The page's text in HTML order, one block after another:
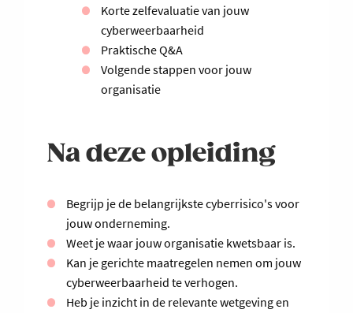
Korte zelfevaluatie van jouw
cyberweerbaarheid
Praktische Q&A
Volgende stappen voor jouw
organisatie
Na deze opleiding
Begrijp je de belangrijkste cyberrisico's voor
jouw onderneming.
Weet je waar jouw organisatie kwetsbaar is.
Kan je gerichte maatregelen nemen om jouw
cyberweerbaarheid te verhogen.
Heb je inzicht in de relevante wetgeving en